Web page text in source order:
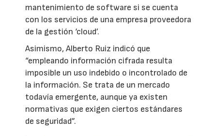
mantenimiento de software si se cuenta
con los servicios de una empresa proveedora
de la gestión ‘cloud’.
Asimismo, Alberto Ruiz indicó que
“empleando información cifrada resulta
imposible un uso indebido o incontrolado de
la información. Se trata de un mercado
todavía emergente, aunque ya existen
normativas que exigen ciertos estándares
de seguridad”.